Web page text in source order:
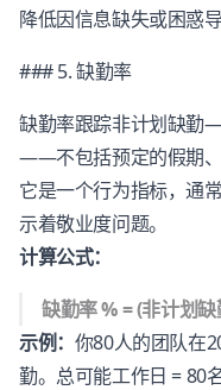
降低因信息缺失或困惑
### 5. 缺勤率
缺勤率跟踪非计划缺勤
——不包括预定的假期、
它是一个行为指标，通
示着敬业度问题。
计算公式：
缺勤率 % = (非计划
示例： 你80人的团队在
勤。总可能工作日 = 80